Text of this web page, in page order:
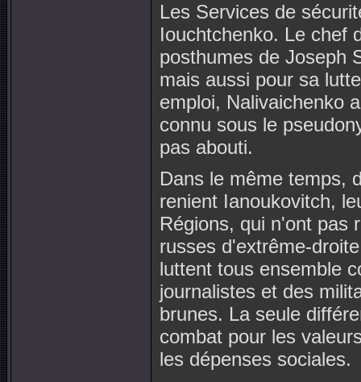
Les Services de
Iouchtchenko. Le chef
posthumes de Joseph
mais aussi pour sa
emploi, Nalivaichenko
connu sous le
pas abouti.
Dans le même temps,
renient Ianoukovitch,
Régions, qui n'ont pas
russes d'extrême-
luttent tous ensemble
journalistes et des
brunes. La seule
combat pour les
les dépenses sociales.